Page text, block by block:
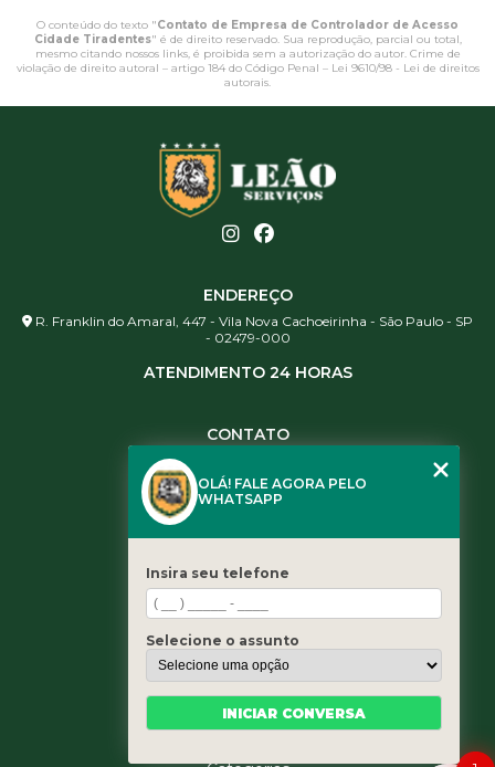
O conteúdo do texto "Contato de Empresa de Controlador de Acesso
Cidade Tiradentes" é de direito reservado. Sua reprodução, parcial ou total,
mesmo citando nossos links, é proibida sem a autorização do autor. Crime de
violação de direito autoral – artigo 184 do Código Penal – Lei 9610/98 - Lei de direitos
autorais
ENDEREÇO
R. Franklin do Amaral, 447 - Vila Nova Cachoeirinha - São Paulo - SP
- 02479-000
ATENDIMENTO 24 HORAS
CONTATO
(11) 3461-5871
contato@leaoservicos.com.br
Home
Quem somos
Serviços
Blog
OLÁ! FALE AGORA PELO
WHATSAPP
Insira seu telefone
Selecione o assunto
INICIAR CONVERSA